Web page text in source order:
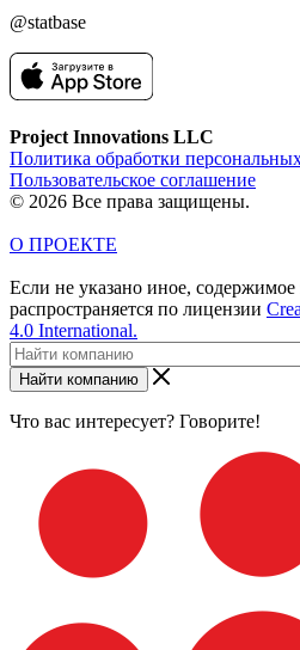
@statbase
Project Innovations LLC
Политика обработки
Пользовательское соглашение
© 2026 Все права защищены.
О ПРОЕКТЕ
Если не указано иное, содержимое
распространяется по лицензии
4.0 International.
Найти компанию
Что вас интересует? Говорите!